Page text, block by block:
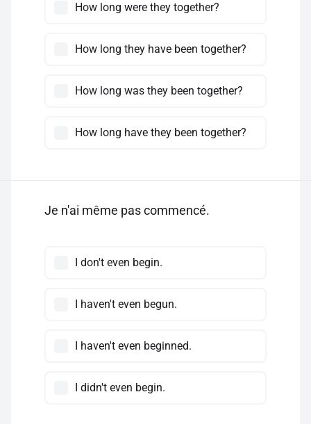
How long were they together?
How long they have been together?
How long was they been together?
How long have they been together?
Je n'ai même pas commencé.
I don't even begin.
I haven't even begun.
I haven't even beginned.
I didn't even begin.